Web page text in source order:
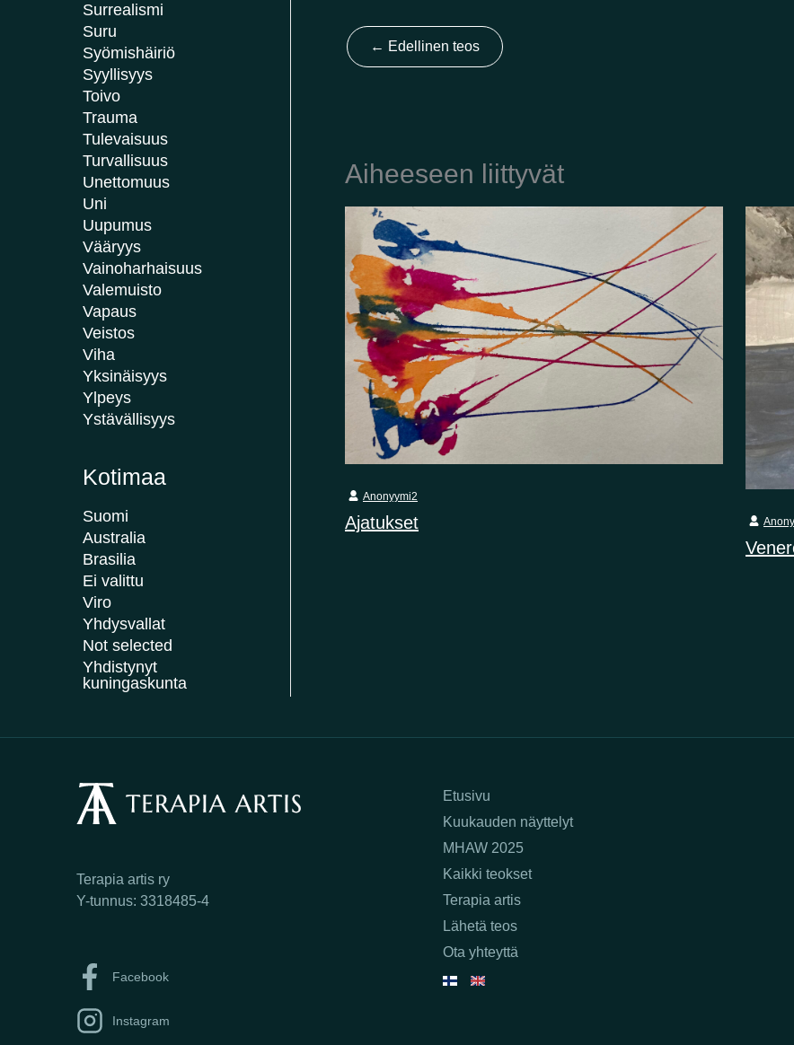
Surrealismi
Suru
Syömishäiriö
Syyllisyys
Toivo
Trauma
Tulevaisuus
Turvallisuus
Unettomuus
Uni
Uupumus
Vääryys
Vainoharhaisuus
Valemuisto
Vapaus
Veistos
Viha
Yksinäisyys
Ylpeys
Ystävällisyys
Kotimaa
Suomi
Australia
Brasilia
Ei valittu
Viro
Yhdysvallat
Not selected
Yhdistynyt
kuningaskunta
← Edellinen teos
Aiheeseen liittyvät
Ajatukset
Anonyymi2
Terapia artis ry
Y-tunnus: 3318485-4
Facebook
Instagram
Etusivu
Kuukauden näyttelyt
MHAW 2025
Kaikki teokset
Terapia artis
Lähetä teos
Ota yhteyttä